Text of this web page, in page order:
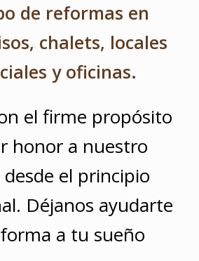
de reformas en
chalets, locales
y oficinas.
el firme propósito
honor a nuestro
el principio
Déjanos ayudarte
a tu sueño